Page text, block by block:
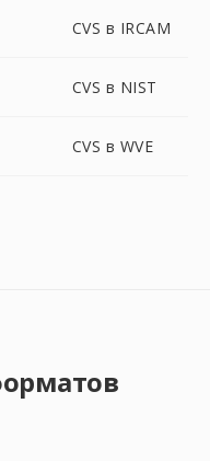
CVS в IRCAM
CVS в NIST
CVS в WVE